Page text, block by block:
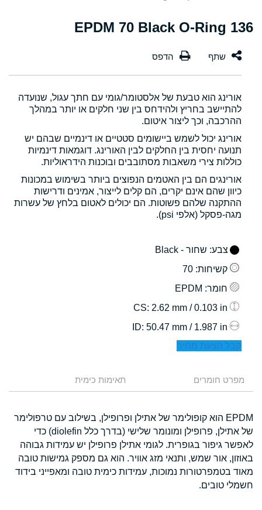
136 EPDM 70 Black O-Ring
אורינג הוא טבעת של אלסטומר/גומי עם חתך עגול, שנועדה
להתיישב בחריץ ולהידחס בין שני חלקים או יותר במהלך
ההרכבה, וכך ליצור איטום.
אורינג יכול לשמש ביישומים סטטיים או דינמיים שבהם יש
תנועה יחסית בין החלקים לבין האורינג. דוגמאות דינמיות
כוללות צירי משאבות מסתובבים ובוכנות הידראוליות.
אורינגים הם בין האטמים הנפוצים ביותר בשימוש במכונות
כיוון שהם אינם יקרים, הם קלים לייצור, אמינים ודרישות
ההתקנה שלהם פשוטות. הם יכולים לאטום בלחץ של עשרות
מגה-פסקל (אלפי psi).
צבע: שחור - Black
קשיחות: 70
חומר: EPDM
: 2.62 mm / 0.103 in
: 50.47 mm / 1.987 in
קבל הצעת מחיר
מפרט חומרים תאימות כימית
EPDM הוא קופולימר של אתילן ופרופילן, בשילוב עם טרפולימר
של אתילן, פרופילן ומונומר שלישי (בדרך כלל diolefin) כדי
לאפשר גיפור בגופרית. לגומי אתילן פרופילן יש עמידות גבוהה
באוזון, אור שמש, ותנאי מזג אוויר. הוא גם מספק גמישות טובה
מאוד בטמפרטורות נמוכות, עמידות כימית טובה ומאפייני בידוד
חשמלי טובים.